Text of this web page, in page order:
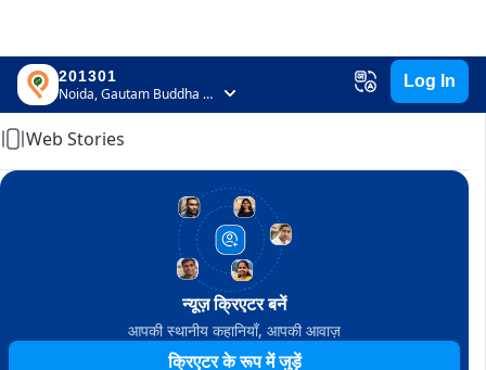
201301
Noida, Gautam Buddha Nagar, Uttar Pradesh
Log In
Home
Web Stories
न्यूज़ क्रिएटर बनें
आपकी स्थानीय कहानियाँ, आपकी आवाज़
क्रिएटर के रूप में जुड़ें